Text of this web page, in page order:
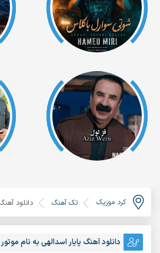
کرد موزیک تک آهنگ دانلود
دانلود آهنگ پایار اسدالهی به نام موتور